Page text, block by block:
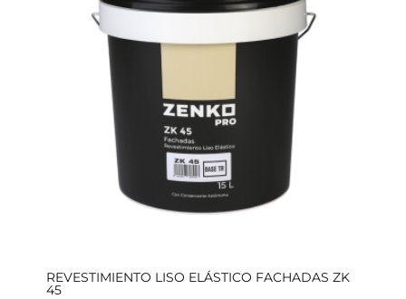
REVESTIMIENTO LISO ELÁSTICO FACHADAS ZK
45